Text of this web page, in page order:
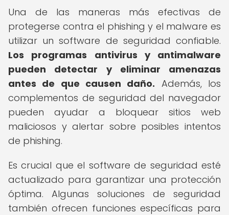
Una de las maneras más efectivas de
protegerse contra el phishing y el malware es
utilizar un software de seguridad confiable.
Los programas antivirus y antimalware
pueden detectar y eliminar amenazas
antes de que causen daño. Además, los
complementos de seguridad del navegador
pueden ayudar a bloquear sitios web
maliciosos y alertar sobre posibles intentos
de phishing.
Es crucial que el software de seguridad esté
actualizado para garantizar una protección
óptima. Algunas soluciones de seguridad
también ofrecen funciones específicas para